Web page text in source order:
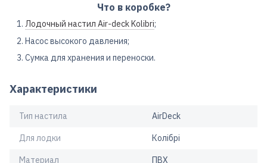
Что в коробке?
Лодочный настил Air-deck Kolibri;
Насос высокого давления;
Сумка для хранения и переноски.
Характеристики
Тип настила AirDeck
Для лодки Колібрі
Материал ПВХ